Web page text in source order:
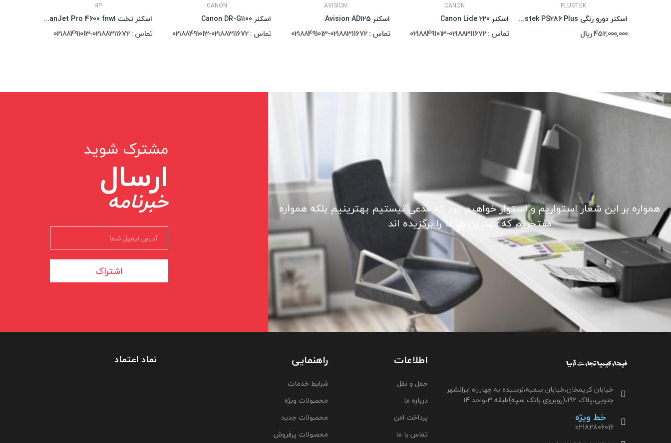
HP
اسکنر تخت HP ScanJet Pro 4600 fnw1
تماس : 02188311672-02188491013
CANON
اسکنر Canon DR-G1100
تماس : 02188311672-02188491013
AVISION
اسکنر Avision AD125
تماس : 02188311672-02188491013
CANON
اسکنر Canon Lide 220
تماس : 02188311672-02188491013
PLUSTEK
اسکنر دورو رنگی Plustek PS286 Plus
452,000,000 ریال
همواره بر این شعار استواریم و استوار خواهیم بود که مدعی نیستیم بهترینیم بلکه همواره
مفتخریم که بهترین ها ما را برگزیده اند
مشترک شوید
ارسال
خبرنامه
اشتراک
خیابان کریمخان،خیابان سمیه،نرسیده به چهارراه ایرانشهر
جنوبی،پلاک 192،(روبروی بانک سپه)طبقه 3،واحد 14
خط ویژه
02182806016
اطلاعات
حمل و نقل
درباره ما
پرداخت امن
تماس با ما
راهنمایی
شرایط خدمات
محصولات ویژه
محصولات جدید
محصولات پرفروش
نماد اعتماد